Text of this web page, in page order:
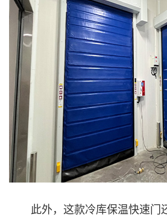
此外，这款冷库保温快速门